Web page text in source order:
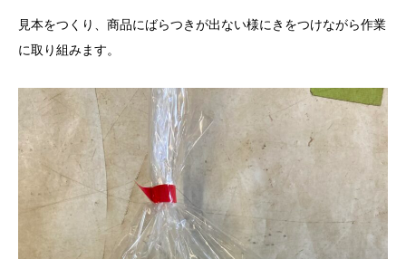
見本をつくり、商品にばらつきが出ない様にきをつけながら作業
に取り組みます。